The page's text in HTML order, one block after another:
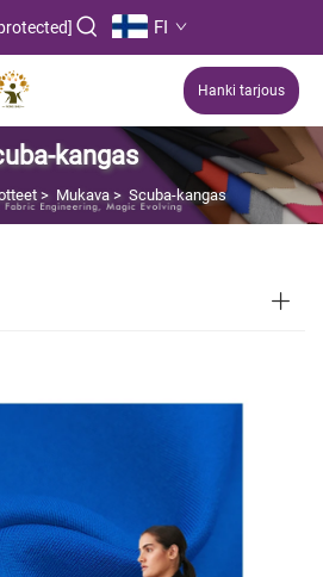
FI
Hanki tarjous
kangas
> Mukava> Scuba-kangas